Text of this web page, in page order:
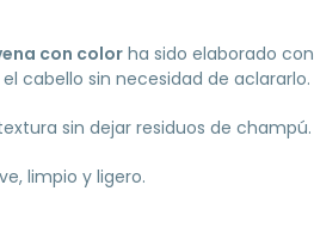
con colorha sido elaborado con
cabello sin necesidad de aclararlo.
sin dejar residuos de champú.
limpio y ligero.